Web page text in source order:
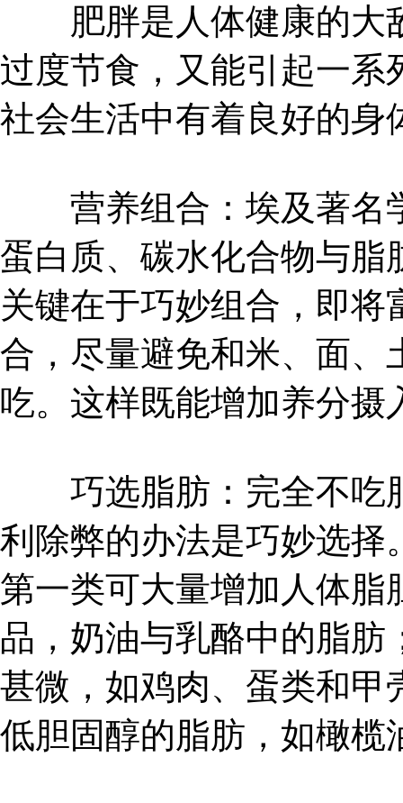
肥胖是人体健康的大
过度节食，又能引起一系
社会生活中有着良好的身
营养组合：埃及著名
蛋白质、碳水化合物与脂
关键在于巧妙组合，即
合，尽量避免和米、面、
吃。这样既能增加养分摄
巧选脂肪：完全不吃
利除弊的办法是巧妙选择
第一类可大量增加人体脂
品，奶油与乳酪中的脂
甚微，如鸡肉、蛋类和甲
低胆固醇的脂肪，如橄榄